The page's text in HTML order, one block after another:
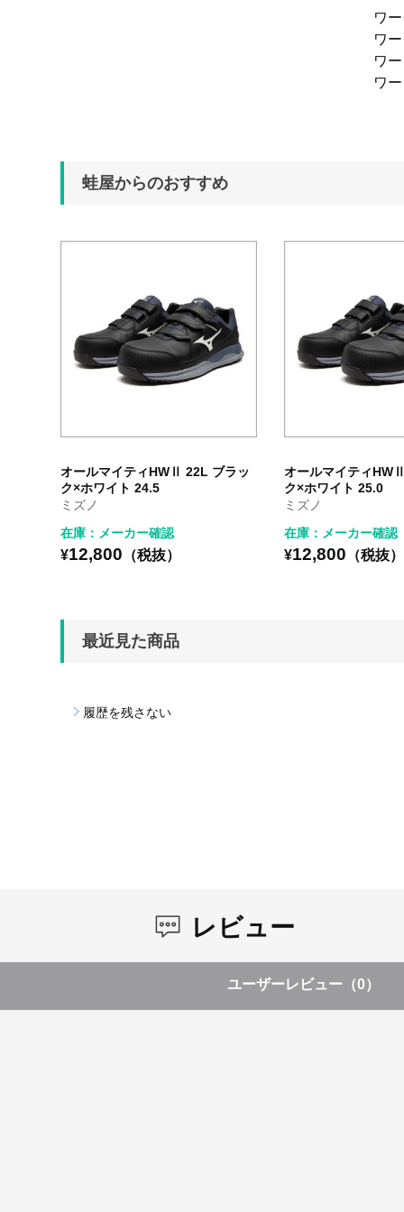
ワ
ワ
ワ
ワ
蛙屋からのおすすめ
オールマイティHWⅡ 22L ブラッ
ク×ホワイト 24.5
ミズノ
在庫：メーカー確認
¥12,800 （税抜）
オールマイティ
ク×ホワイト 25.0
ミズノ
在庫：メーカー確認
¥12,800 （税抜）
最近見た商品
履歴を残さない
レビュー
ユーザーレビュー （0）